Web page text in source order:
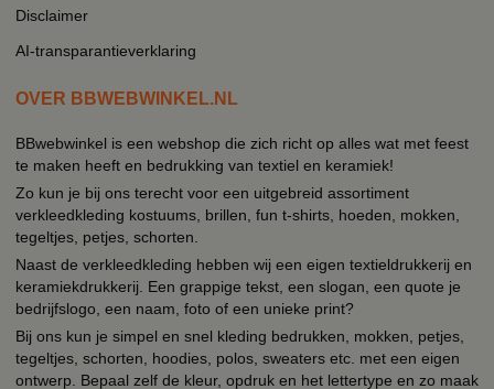
Disclaimer
AI-transparantieverklaring
OVER BBWEBWINKEL.NL
BBwebwinkel is een webshop die zich richt op alles wat met feest
te maken heeft en bedrukking van textiel en keramiek!
Zo kun je bij ons terecht voor een uitgebreid assortiment
verkleedkleding kostuums, brillen, fun t-shirts, hoeden, mokken,
tegeltjes, petjes, schorten.
Naast de verkleedkleding hebben wij een eigen textieldrukkerij en
keramiekdrukkerij. Een grappige tekst, een slogan, een quote je
bedrijfslogo, een naam, foto of een unieke print?
Bij ons kun je simpel en snel kleding bedrukken, mokken, petjes,
tegeltjes, schorten, hoodies, polos, sweaters etc. met een eigen
ontwerp. Bepaal zelf de kleur, opdruk en het lettertype en zo maak